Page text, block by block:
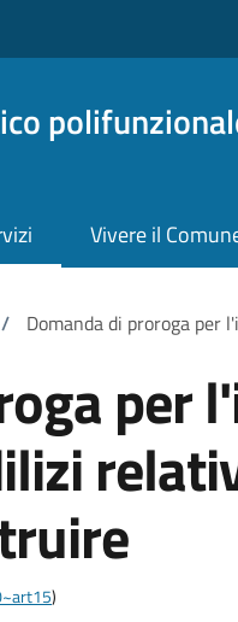
Vivere il
/ Domanda di proroga per
per
)